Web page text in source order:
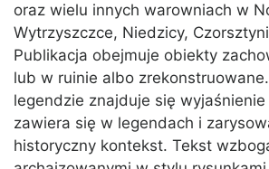
oraz wielu innych warowniach w
Wytrzyszczce, Niedzicy,
Publikacja obejmuje obiekty
lub w ruinie albo
legendzie znajduje się
zawiera się w legendach i
historyczny kontekst. Tekst